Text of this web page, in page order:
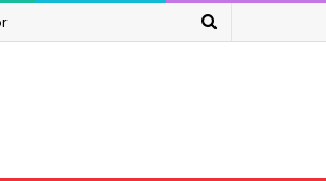
Search